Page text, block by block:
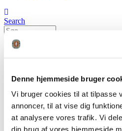
Denne hjemmeside bruger
Vi bruger cookies til at tilpasse
annoncer, til at vise dig
at analysere vores trafik. Vi
din brug af vores hjemmeside
Search
0 varer
0 VARER
2.2
FADB